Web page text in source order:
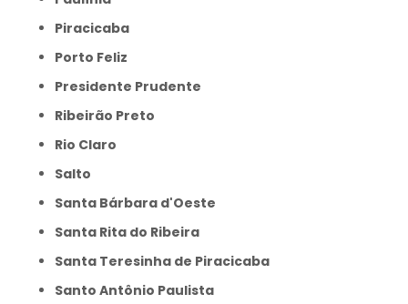
Piracicaba
Porto Feliz
Presidente Prudente
Ribeirão Preto
Rio Claro
Salto
Santa Bárbara d'Oeste
Santa Rita do Ribeira
Santa Teresinha de Piracicaba
Santo Antônio Paulista